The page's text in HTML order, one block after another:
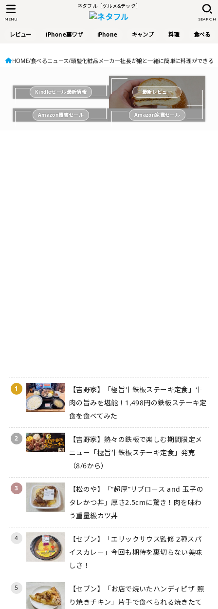
ネタフル［グルメ&テック］
レビュー iPhone裏ワザ iPhone キャンプ 料理 食べる
SEARCH
MENU
HOME 食べるニュース 頭髪化粧品メーカー社長が娘と一緒に簡単に料理ができる
Kindleセール最新情報 最新レビュー
Amazon電書セール Amazon家電セール
1
【吉野家】「極旨牛鉄板ステーキ定食」牛
肉の旨みを堪能！1,498円の鉄板ステーキ定
食を食べてみた
2
【吉野家】熱々の鉄板で楽しむ期間限定メ
ニュー「極旨牛鉄板ステーキ定食」発売
（8/6から）
3
【松のや】「“超厚”リブロース and 玉子の
タレかつ丼」厚さ2.5cmに驚き！肉を味わ
う重量級カツ丼
4
【セブン】「エリックサウス監修 2種スパ
イスカレー」今回も期待を裏切らない美味
しさ！
5
【セブン】「お店で焼いたハンディピザ 照
り焼きチキン」片手で食べられる焼きたて